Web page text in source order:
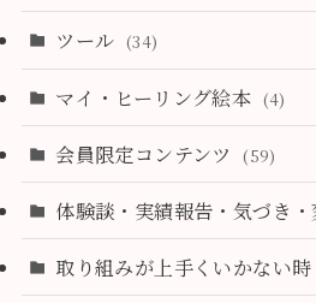
ツール (34)
マイ・ヒーリング絵本 (4)
会員限定コンテンツ (59)
体験談・実績報告・気づき
取り組みが上手くいかない時